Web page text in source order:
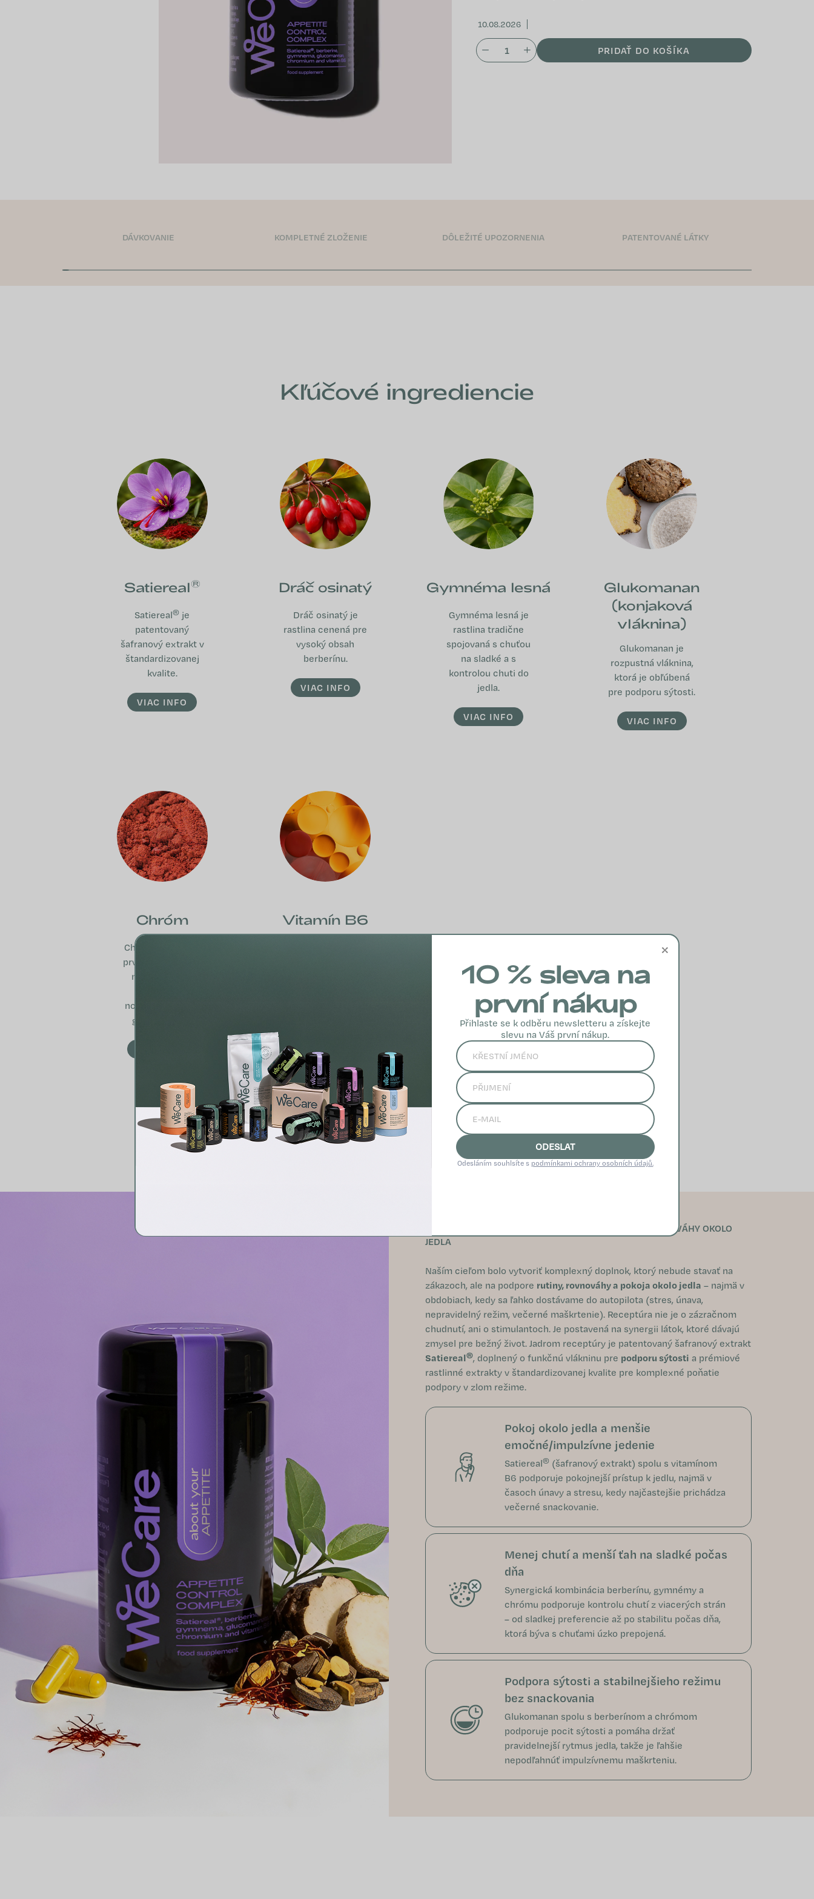
10.08.2026
PRIDAŤ DO KOŠÍKA
DÁVKOVANIE KOMPLETNÉ ZLOŽENIE DÔLEŽITÉ UPOZORNENIA PATENTOVANÉ LÁTKY
Kľúčové ingrediencie
Satiereal®
Satiereal® je
patentovaný
šafranový extrakt v
štandardizovanej
kvalite.
VIAC INFO
Dráč osinatý
Dráč osinatý je
rastlina cenená pre
vysoký obsah
berberínu.
VIAC INFO
Gymnéma lesná
Gymnéma lesná je
rastlina tradične
spojovaná s chuťou
na sladké a s
kontrolou chuti do
jedla.
VIAC INFO
Glukomanan
(konjaková
vláknina)
Glukomanan je
rozpustná vláknina,
ktorá je obľúbená
pre podporu sýtosti.
VIAC INFO
Chróm
Chróm je stopový
prvok dôležitý pre
metabolizmus
normálnu hladinu
glukózy v krvi.
Vitamín B6
VIAC INFO
PODPORA KONTROLY CHUTI, SÝTOSTI A EMOČNEJ ROVNOVÁHY OKOLO
JEDLA
Naším cieľom bolo vytvoriť komplexný doplnok, ktorý nebude stavať na
zákazoch, ale na podpore rutiny, rovnováhy a pokoja okolo jedla – najmä v
obdobiach, kedy sa ľahko dostávame do autopilota (stres, únava,
nepravidelný režim, večerné maškrtenie). Receptúra nie je o zázračnom
chudnutí, ani o stimulantoch. Je postavená na synergii látok, ktoré dávajú
zmysel pre bežný život. Jadrom receptúry je patentovaný šafranový extrakt
Satiereal®, doplnený o funkčnú vlákninu pre podporu sýtosti a prémiové
rastlinné extrakty v štandardizovanej kvalite pre komplexné poňatie
podpory v zlom režime.
Pokoj okolo jedla a menšie
emočné/impulzívne jedenie
Satiereal® (šafranový extrakt) spolu s vitamínom
B6 podporuje pokojnejší prístup k jedlu, najmä v
časoch únavy a stresu, kedy najčastejšie prichádza
večerné snackovanie.
Menej chutí a menší ťah na sladké počas
dňa
Synergická kombinácia berberínu, gymnémy a
chrómu podporuje kontrolu chutí z viacerých strán
– od sladkej preferencie až po stabilitu počas dňa,
ktorá býva s chuťami úzko prepojená.
Podpora sýtosti a stabilnejšieho režimu
bez snackovania
Glukomanan spolu s berberínom a chrómom
podporuje pocit sýtosti a pomáha držať
pravidelnejší rytmus jedla, takže je ľahšie
nepodľahnúť impulzívnemu maškrteniu.
×
10 % sleva na
první nákup
Přihlaste se k odběru newsletteru a získejte
slevu na Váš první nákup.
ODESLAT
Odesláním souhlsíte s podmínkami ochrany osobních údajů.